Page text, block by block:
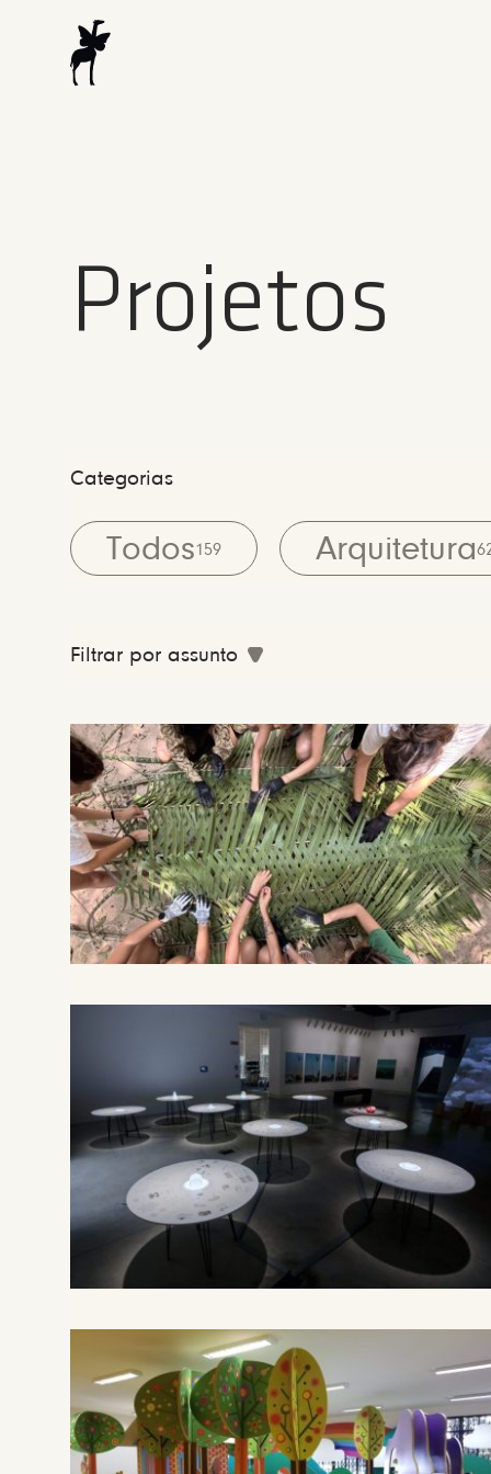
Projetos
Categorias
Todos159 Arquitetura
Filtrar por assunto